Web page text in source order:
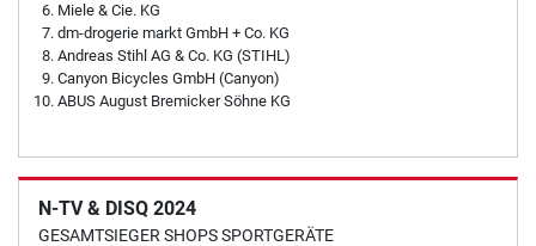
Miele & Cie. KG
dm-drogerie markt GmbH + Co. KG
Andreas Stihl AG & Co. KG (STIHL)
Canyon Bicycles GmbH (Canyon)
ABUS August Bremicker Söhne KG
N-TV & DISQ 2024
GESAMTSIEGER SHOPS SPORTGERÄTE